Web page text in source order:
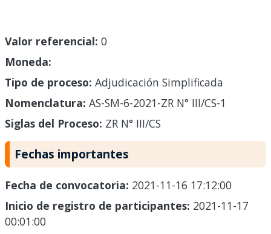
Valor referencial: 0
Moneda:
Tipo de proceso: Adjudicación Simplificada
Nomenclatura: AS-SM-6-2021-ZR N° III/CS-1
Siglas del Proceso: ZR N° III/CS
Fechas importantes
Fecha de convocatoria: 2021-11-16 17:12:00
Inicio de registro de participantes: 2021-11-17
00:01:00